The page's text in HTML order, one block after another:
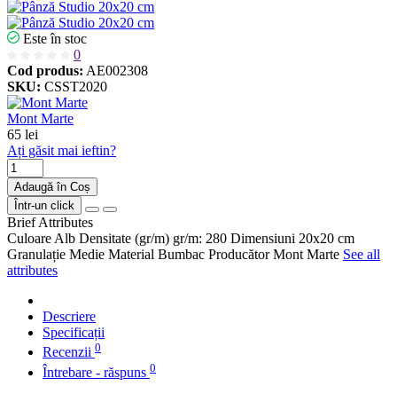
Este în stoc
0
Cod produs: AE002308
SKU: CSST2020
Mont Marte
65 lei
Ați găsit mai ieftin?
Adaugă în Coș
Într-un click
Brief Attributes
Culoare Alb Densitate (gr/m) gr/m: 280 Dimensiuni 20х20 cm
Granulație Medie Material Bumbac Producător Mont Marte See all
attributes
Descriere
Specificații
Recenzii 0
Întrebare - răspuns 0